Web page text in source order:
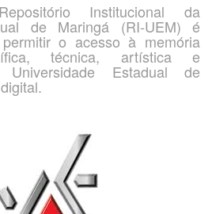
Institucional da
de Maringá (RI-UEM) é
o acesso à memória
técnica, artística e
Universidade Estadual de